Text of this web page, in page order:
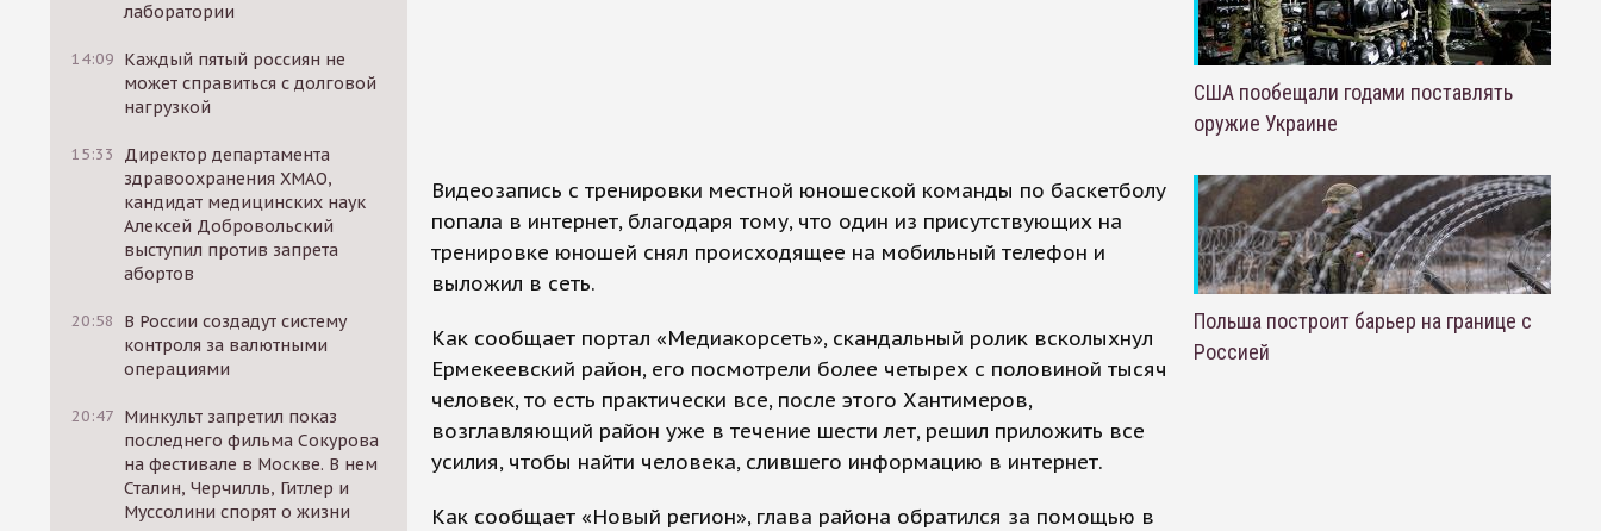
лаборатории
14:09 Каждый пятый россиян не
может справиться с долговой
нагрузкой
15:33
Директор департамента
здравоохранения ХМАО,
кандидат медицинских наук
Алексей Добровольский
выступил против запрета
абортов
20:58
В России создадут систему
контроля за валютными
операциями
20:47 Минкульт запретил показ
последнего фильма Сокурова
на фестивале в Москве. В нем
Сталин, Черчилль, Гитлер и
Муссолини спорят о жизни
Видеозапись с тренировки местной юношеской команды по баскетболу
попала в интернет, благодаря тому, что один из присутствующих на
тренировке юношей снял происходящее на мобильный телефон и
выложил в сеть.
Как сообщает портал «Медиакорсеть», скандальный ролик всколыхнул
Ермекеевский район, его посмотрели более четырех с половиной тысяч
человек, то есть практически все, после этого Хантимеров,
возглавляющий район уже в течение шести лет, решил приложить все
усилия, чтобы найти человека, слившего информацию в интернет.
Как сообщает «Новый регион», глава района обратился за помощью в
США пообещали годами поставлять
оружие Украине
Польша построит барьер на границе с
Россией